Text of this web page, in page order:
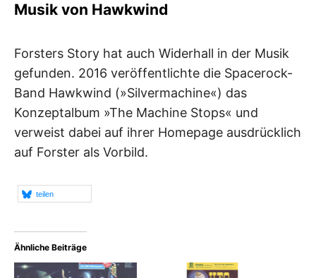
Musik von Hawkwind
Forsters Story hat auch Widerhall in der Musik
gefunden. 2016 veröffentlichte die Spacerock-
Band Hawkwind (»Silvermachine«) das
Konzeptalbum »The Machine Stops« und
verweist dabei auf ihrer Homepage ausdrücklich
auf Forster als Vorbild.
teilen
Ähnliche Beiträge